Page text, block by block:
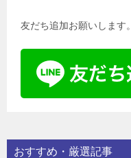
友だち追加お願いします。
おすすめ・厳選記事